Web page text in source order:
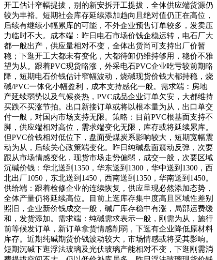
开工估计窄幅提拔，别的新安拆开工提拔，全体供应端货源仍
较为丰裕。短期社会库存延续添加趋向且绝对值仍正在高位，
后续有继续小幅累库的可能，不外企业预售订单较多，发卖压
力临时不大。成本端：昨日电石市场价钱企稳运转，电石厂大
都一般出产，供应量相对不变，全体出货尚可支持出厂价暂
稳；下逛开工大都未有变化，大都待卸仍维持够用，稳价不雅
望为从。跟着PVC现货略涨，外采电石PVC企业吃亏较前期略
降，短期电石价钱估计窄幅波动，烧碱现货价钱大都持稳，烧
碱/PVC一体化小幅盈利，成本支持感化一般。需求端：房地
产延续弱势以及气候炎热，PVC成品企业订单欠安，大都维持
买跌不买涨节拍。出口新接订单或将以根本量为从，出口单交
付一般，对国内市场支持无限。策略：目前PVC根基面支持不
脚，供应端相对高位，需求端变化无限，库存或将延续累库。
但PVC价钱相对低位下，盘面受煤炭系影响较大，短期宽幅震
动为从，后续关心政策端变化。昨日纯碱盘面震动反弹，次要
跟从市场情感变化，现货市场走势偏弱，成交一般，次要区域
沉碱价钱：华北送到1350，华东送到1300，华中送到1300，西
北出厂1050，东北送到1450，西南送到1350，华南送到1450。
供给端：跟着检修企业的连续恢复，供应呈现必然添加态势，
全体产量仍将延续高位。目前上逛库存集中度高且区域性差别
照旧，企业新价钱成交一般，碱厂库存稳中有涨，局部运费缓
和，发货添加。需求端：纯碱需求表示一般，刚需为从，施行
前等候发订单，新订单拿货情感削弱，下逛有企业降低原材料
库存。近期纯碱期货价钱波动较大，市场情感或将受其影响。
短期沉碱下逛浮法玻璃及光伏玻璃产能相对不变，下逛刚需消